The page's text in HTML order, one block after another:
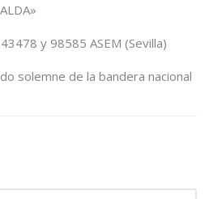
y 98585 ASEM (Sevilla)
solemne de la bandera nacional